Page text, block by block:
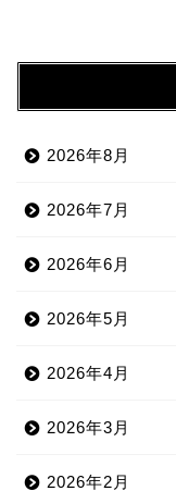
2026年8月
2026年7月
2026年6月
2026年5月
2026年4月
2026年3月
2026年2月